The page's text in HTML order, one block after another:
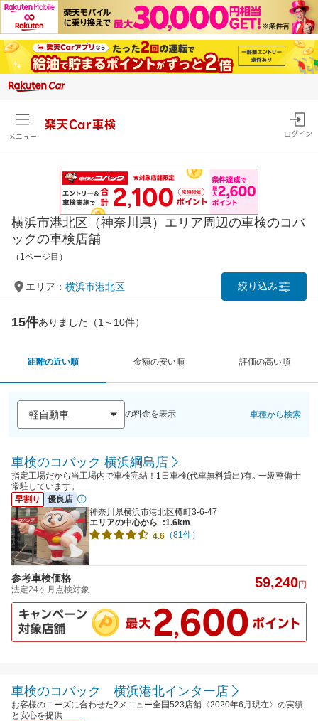
メニュー
楽天Car車検
ログイン
横浜市港北区（神奈川県）エリア周辺の車検のコバ
ックの車検店舗
（1ページ目）
エリア： 横浜市港北区 絞り込み
15件ありました（1～10件）
距離の近い順 金額の安い順 評価の高い順
の料金を表示 車種から検索
車検のコバック 横浜綱島店
指定工場だから当工場内で車検完結！1日車検(代車無料貸出)有｡ 一級整備士
常駐しています。
早割り
優良店
神奈川県横浜市港北区樽町3-6-47
エリアの中心から
:1.6km
4.6 （81件）
参考車検価格
法定24ヶ月点検対象 59,240円
車検のコバック 横浜港北インター店
お客様のニーズに合わせた2メニュー全国523店舗〈2020年6月現在〉の実績
と安心を提供